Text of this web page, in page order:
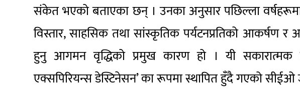
संकेत भएको बताएका छन् । उनका अनुसार पछिल्ला वर्षहरूमा
विस्तार, साहसिक तथा सांस्कृतिक पर्यटनप्रतिको आकर्षण र
हुनु आगमन वृद्धिको प्रमुख कारण हो । यी सकारात्मक
एक्सपिरियन्स डेस्टिनेसन’ का रूपमा स्थापित हुँदै गएको